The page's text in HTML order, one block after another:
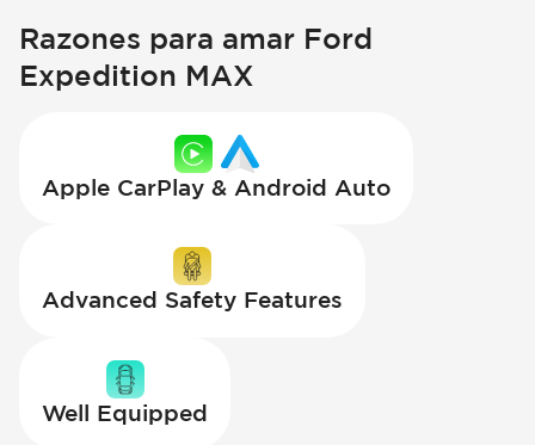
Razones para amar Ford
Expedition MAX
Apple CarPlay & Android Auto
Advanced Safety Features
Well Equipped